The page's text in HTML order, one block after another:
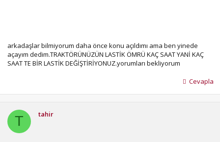
arkadaşlar bilmiyorum daha önce konu açıldımı ama ben yinede
açayım dedim.TRAKTÖRÜNÜZÜN LASTİK ÖMRÜ KAÇ SAAT YANİ KAÇ
SAAT TE BİR LASTİK DEĞİŞTİRİYONUZ.yorumları bekliyorum
Cevapla
T tahir